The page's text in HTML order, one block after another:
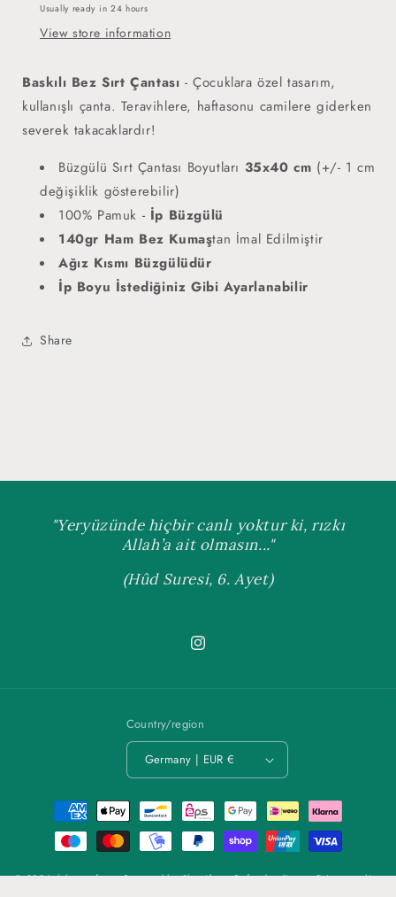
Usually ready in 24 hours
View store information
Baskılı Bez Sırt Çantası - Çocuklara özel tasarım,
kullanışlı çanta. Teravihlere, haftasonu camilere giderken
severek takacaklardır!
Büzgülü Sırt Çantası Boyutları 35x40 cm (+/- 1 cm
değişiklik gösterebilir)
100% Pamuk - İp Büzgülü
140gr Ham Bez Kumaştan İmal Edilmiştir
Ağız Kısmı Büzgülüdür
İp Boyu İstediğiniz Gibi Ayarlanabilir
Share
"Yeryüzünde hiçbir canlı yoktur ki, rızkı
Allah’a ait olmasın..."
(Hûd Suresi, 6. Ayet)
Instagram
Country/region
Germany | EUR €
Payment
methods
© 2026,labonnefaçon Powered by Shopify Refund policy Privacy policy